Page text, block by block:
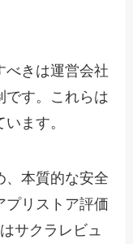
べきは運営会社
です。これらは
ます。
、本質的な安全
プリストア評価
サクラレビュ